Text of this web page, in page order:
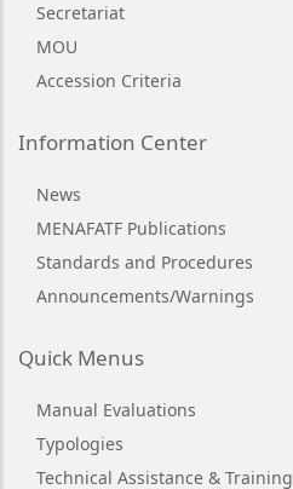
Secretariat
MOU
Accession Criteria
Information Center
News
MENAFATF Publications
Standards and Procedures
Announcements/Warnings
Quick Menus
Manual Evaluations
Typologies
Technical Assistance & Training